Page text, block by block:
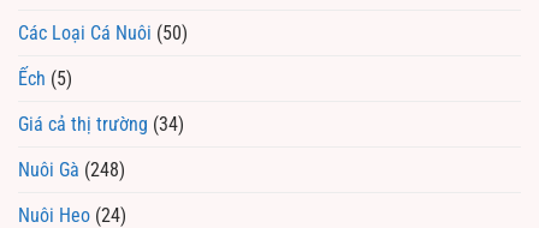
Các Loại Cá Nuôi (50)
Ếch (5)
Giá cả thị trường (34)
Nuôi Gà (248)
Nuôi Heo (24)